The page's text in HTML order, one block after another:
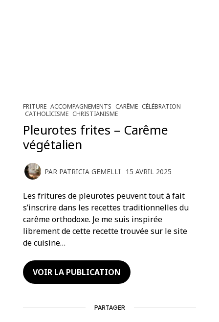
FRITURE ACCOMPAGNEMENTS CARÊME CÉLÉBRATION
CATHOLICISME CHRISTIANISME
Pleurotes frites – Carême
végétalien
PAR PATRICIA GEMELLI 15 AVRIL 2025
Les fritures de pleurotes peuvent tout à fait
s’inscrire dans les recettes traditionnelles du
carême orthodoxe. Je me suis inspirée
librement de cette recette trouvée sur le site
de cuisine…
VOIR LA PUBLICATION
PARTAGER